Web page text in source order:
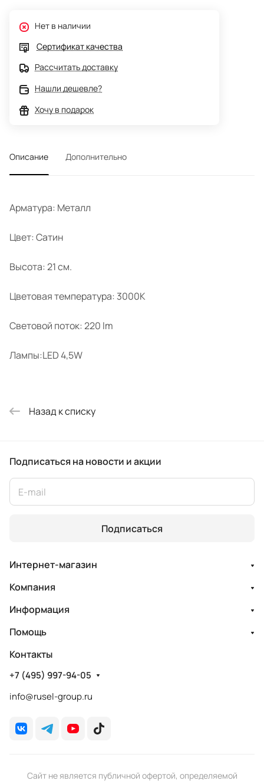
Нет в наличии
Сертификат качества
Рассчитать доставку
Нашли дешевле?
Хочу в подарок
Описание Дополнительно
Арматура: Металл
Цвет: Сатин
Высота: 21 см.
Цветовая температура: 3000K
Cветовой поток: 220 lm
Лампы:LED 4,5W
Назад к списку
Подписаться на новости и акции
Подписаться
Интернет-магазин
Компания
Информация
Помощь
Контакты
+7 (495) 997-94-05
info@rusel-group.ru
Сайт не является публичной офертой, определяемой